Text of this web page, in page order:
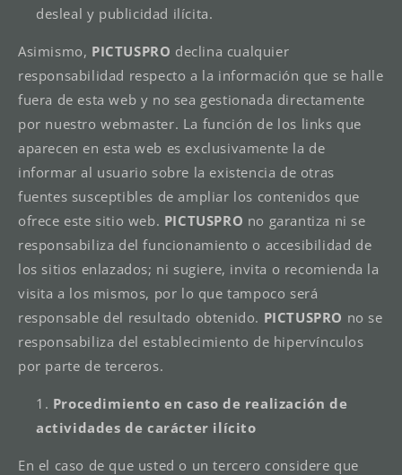
desleal y publicidad ilícita.
Asimismo, PICTUSPRO declina cualquier
responsabilidad respecto a la información que se halle
fuera de esta web y no sea gestionada directamente
por nuestro webmaster. La función de los links que
aparecen en esta web es exclusivamente la de
informar al usuario sobre la existencia de otras
fuentes susceptibles de ampliar los contenidos que
ofrece este sitio web. PICTUSPRO no garantiza ni se
responsabiliza del funcionamiento o accesibilidad de
los sitios enlazados; ni sugiere, invita o recomienda la
visita a los mismos, por lo que tampoco será
responsable del resultado obtenido. PICTUSPRO no se
responsabiliza del establecimiento de hipervínculos
por parte de terceros.
Procedimiento en caso de realización de
actividades de carácter ilícito
En el caso de que usted o un tercero considere que